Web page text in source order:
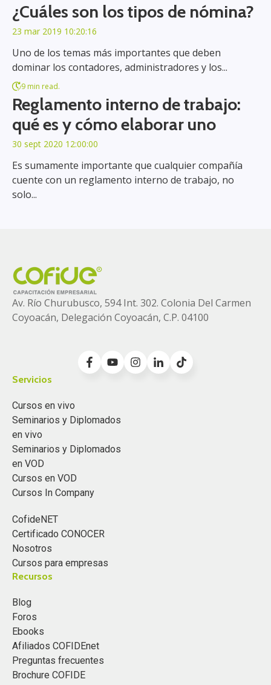
¿Cuáles son los tipos de nómina?
23 mar 2019 10:20:16
Uno de los temas más importantes que deben
dominar los contadores, administradores y los...
9 min read.
Reglamento interno de trabajo:
qué es y cómo elaborar uno
30 sept 2020 12:00:00
Es sumamente importante que cualquier compañía
cuente con un reglamento interno de trabajo, no
solo...
Av. Río Churubusco, 594 Int. 302. Colonia Del Carmen
Coyoacán, Delegación Coyoacán, C.P. 04100
Servicios
Cursos en vivo
Seminarios y Diplomados
en vivo
Seminarios y Diplomados
en VOD
Cursos en VOD
Cursos In Company
CofideNET
Certificado CONOCER
Nosotros
Cursos para empresas
Recursos
Blog
Foros
Ebooks
Afiliados COFIDEnet
Preguntas frecuentes
Brochure COFIDE